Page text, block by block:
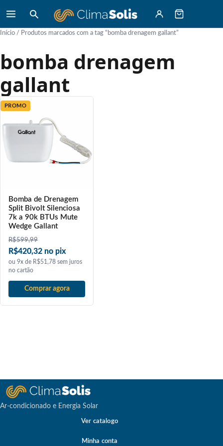
Início / Produtos marcados com a tag “bomba drenagem gallant”
bomba drenagem
gallant
PROMO
Bomba de Drenagem
Split Bivolt Silenciosa
7k a 90k BTUs Mute
Wedge Gallant
R$599,99
R$420,32 no pix
ou 9x de R$51,78 sem juros
no cartão
Comprar agora
Ar-condicionado e Energia Solar
Ver catalogo
Minha conta